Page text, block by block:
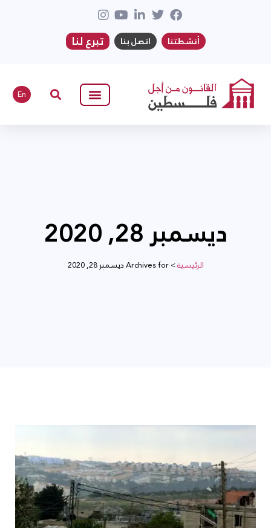
أنشطتنا اتصل بنا تبرع لنا
En
ديسمبر 28, 2020
الرئيسية>Archives for ديسمبر 28, 2020